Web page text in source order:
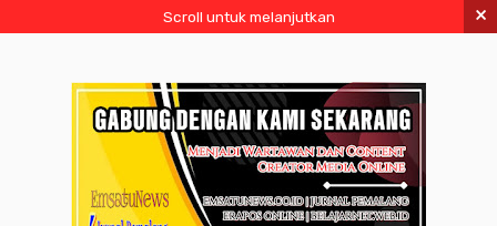
Scroll untuk melanjutkan ×